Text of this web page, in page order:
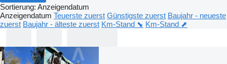
Sortierung: Anzeigendatum
Anzeigendatum Teuerste zuerst Günstigste zuerst Baujahr - neueste
zuerst Baujahr - älteste zuerst Km-Stand ⬊ Km-Stand ⬈